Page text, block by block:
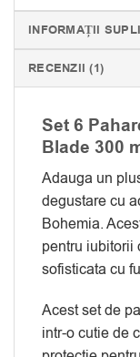
INFORMAȚII
RECENZII (1)
Set 6
Blade 300
Adauga un
degustare cu
Bohemia.
pentru iubitorii
sofisticata cu
Acest set de
intr-o cutie de